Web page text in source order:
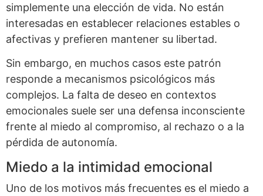
simplemente una elección de vida. No están
interesadas en establecer relaciones estables o
afectivas y prefieren mantener su libertad.
Sin embargo, en muchos casos este patrón
responde a mecanismos psicológicos más
complejos. La falta de deseo en contextos
emocionales suele ser una defensa inconsciente
frente al miedo al compromiso, al rechazo o a la
pérdida de autonomía.
Miedo a la intimidad emocional
Uno de los motivos más frecuentes es el miedo a